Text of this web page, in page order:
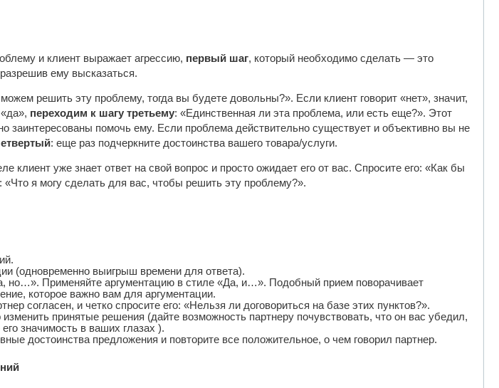
и клиент выражает агрессию, первый шаг, который необходимо сделать — это
ему высказаться.
решить эту проблему, тогда вы будете довольны?». Если клиент говорит «нет», значит,
переходим к шагу третьему: «Единственная ли эта проблема, или есть еще?». Этот
заинтересованы помочь ему. Если проблема действительно существует и объективно вы не
: еще раз подчеркните достоинства вашего товара/услуги.
клиент уже знает ответ на свой вопрос и просто ожидает его от вас. Спросите его: «Как бы
я могу сделать для вас, чтобы решить эту проблему?».
(одновременно выигрыш времени для ответа).
но…». Применяйте аргументацию в стиле «Да, и…». Подобный прием поворачивает
которое важно вам для аргументации.
согласен, и четко спросите его: «Нельзя ли договориться на базе этих пунктов?».
принятые решения (дайте возможность партнеру почувствовать, что он вас убедил,
значимость в ваших глазах ).
достоинства предложения и повторите все положительное, о чем говорил партнер.